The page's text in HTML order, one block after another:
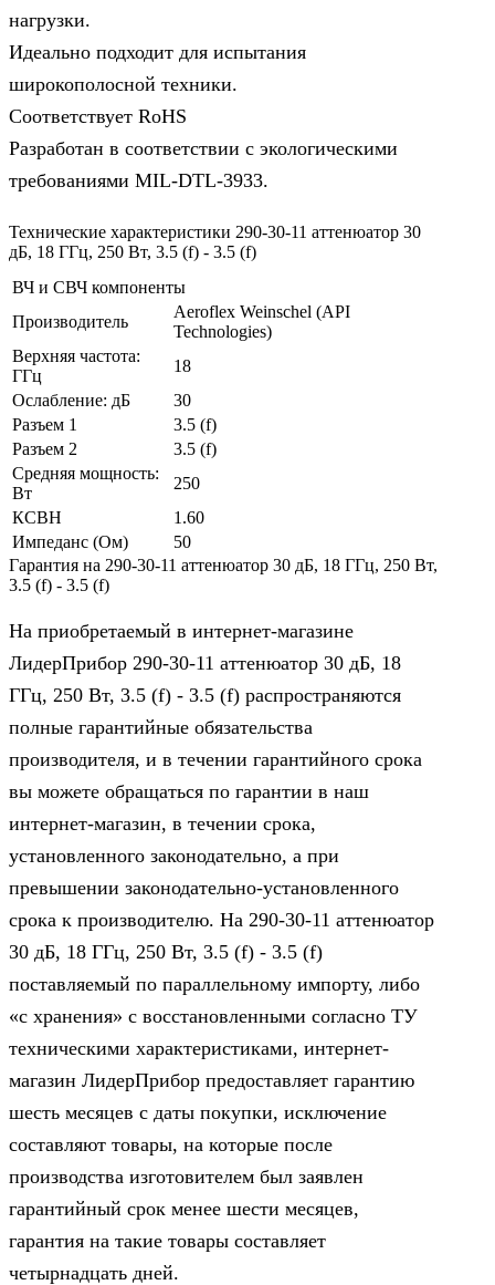
нагрузки.
Идеально подходит для испытания
широкополосной техники.
Соответствует RoHS
Разработан в соответствии с экологическими
требованиями MIL-DTL-3933.
Технические характеристики 290-30-11 аттенюатор 30
дБ, 18 ГГц, 250 Вт, 3.5 (f) - 3.5 (f)
ВЧ и СВЧ компоненты
Производитель
Aeroflex Weinschel (API
Technologies)
Верхняя частота:
ГГц
18
Ослабление: дБ
30
Разъем 1
3.5 (f)
Разъем 2
3.5 (f)
Средняя мощность:
Вт
250
КСВН
1.60
Импеданс (Ом)
50
Гарантия на 290-30-11 аттенюатор 30 дБ, 18 ГГц, 250 Вт,
3.5 (f) - 3.5 (f)
На приобретаемый в интернет-магазине
ЛидерПрибор 290-30-11 аттенюатор 30 дБ, 18
ГГц, 250 Вт, 3.5 (f) - 3.5 (f) распространяются
полные гарантийные обязательства
производителя, и в течении гарантийного срока
вы можете обращаться по гарантии в наш
интернет-магазин, в течении срока,
установленного законодательно, а при
превышении законодательно-установленного
срока к производителю. На 290-30-11 аттенюатор
30 дБ, 18 ГГц, 250 Вт, 3.5 (f) - 3.5 (f)
поставляемый по параллельному импорту, либо
«с хранения» с восстановленными согласно ТУ
техническими характеристиками, интернет-
магазин ЛидерПрибор предоставляет гарантию
шесть месяцев с даты покупки, исключение
составляют товары, на которые после
производства изготовителем был заявлен
гарантийный срок менее шести месяцев,
гарантия на такие товары составляет
четырнадцать дней.